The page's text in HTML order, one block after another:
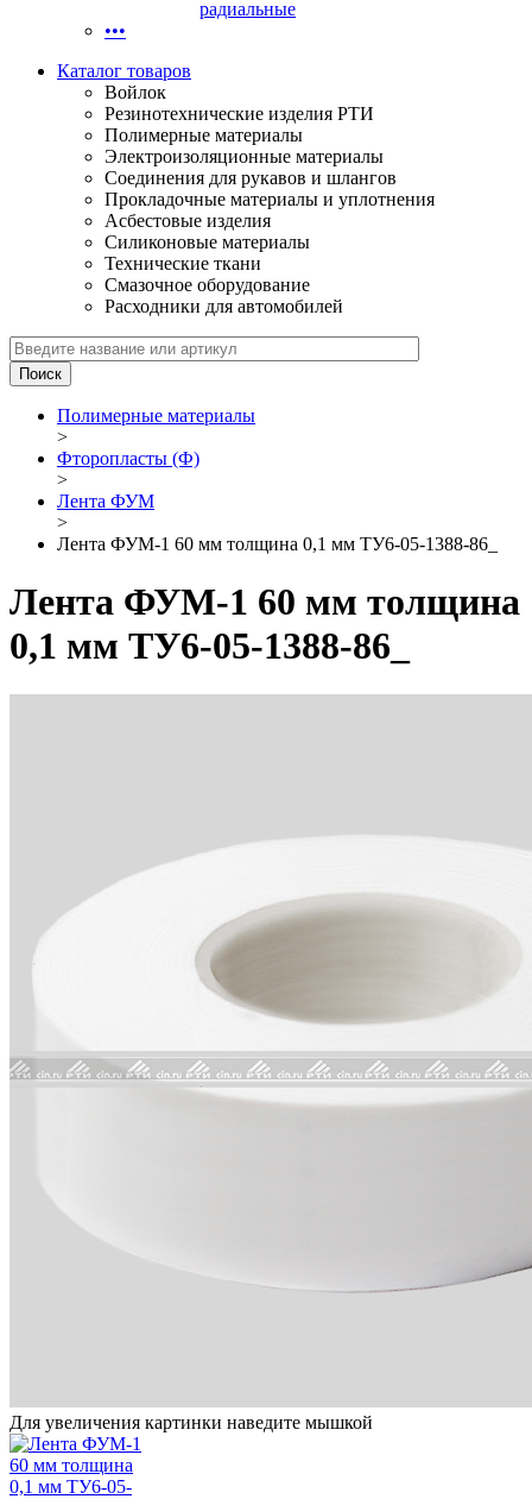
радиальные
•••
Каталог товаров
Войлок
Резинотехнические изделия РТИ
Полимерные материалы
Электроизоляционные материалы
Соединения для рукавов и шлангов
Прокладочные материалы и уплотнения
Асбестовые изделия
Силиконовые материалы
Технические ткани
Смазочное оборудование
Расходники для автомобилей
Полимерные материалы
>
Фторопласты (Ф)
>
Лента ФУМ
>
Лента ФУМ-1 60 мм толщина 0,1 мм ТУ6-05-1388-86_
Лента ФУМ-1 60 мм толщина
0,1 мм ТУ6-05-1388-86_
Для увеличения картинки наведите мышкой